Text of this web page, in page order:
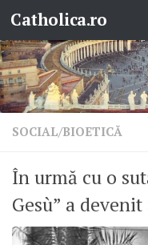
Skip to content
Catholica.ro
SOCIAL/BIOETICĂ
În urmă cu o
Gesù” a